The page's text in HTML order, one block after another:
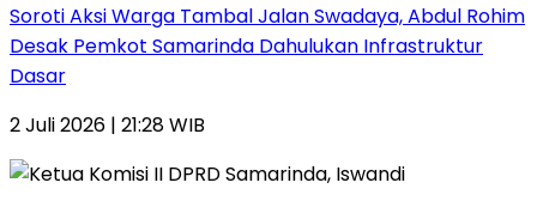
Soroti Aksi Warga Tambal Jalan Swadaya, Abdul Rohim
Desak Pemkot Samarinda Dahulukan Infrastruktur
Dasar
2 Juli 2026 | 21:28 WIB